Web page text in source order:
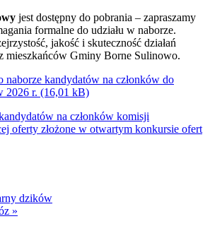
jest dostępny do pobrania – zapraszamy
formalne do udziału w naborze.
jakość i skuteczność działań
mieszkańców Gminy Borne Sulinowo.
naborze kandydatów na członków do
2026 r.
na członków komisji
oferty złożone w otwartym konkursie ofert
dzików
»